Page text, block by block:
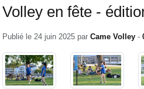
Volley en fête -
Publié le 24 juin 2025 par Came Volley -